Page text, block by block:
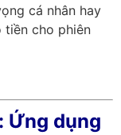
cá nhân hay
tiền cho phiên
Ứng dụng